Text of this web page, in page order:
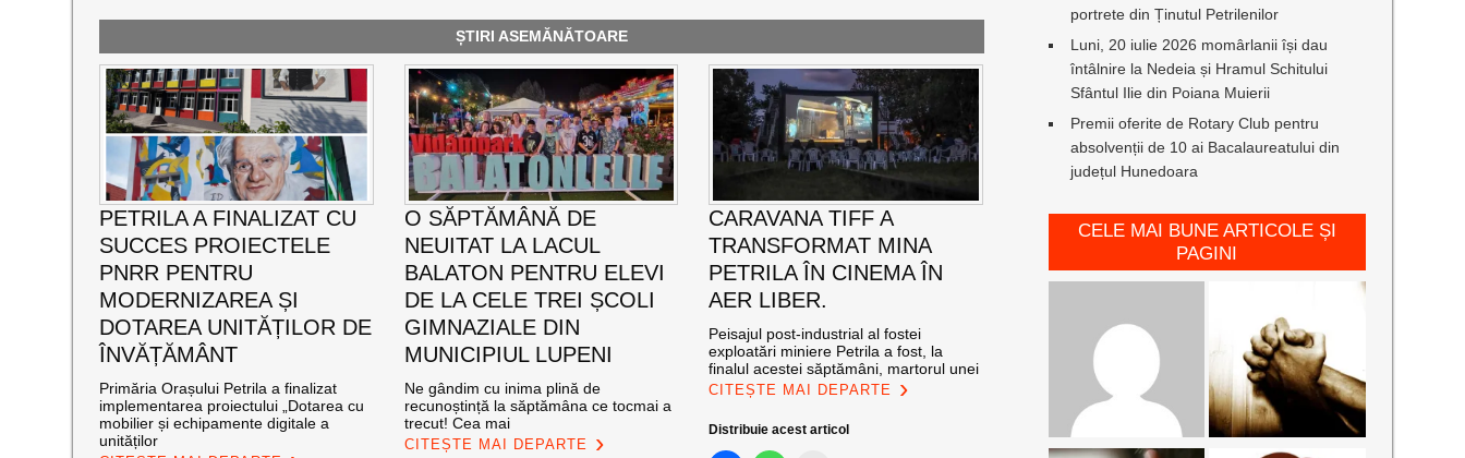
ȘTIRI ASEMĂNĂTOARE
PETRILA A FINALIZAT CU
SUCCES PROIECTELE
PNRR PENTRU
MODERNIZAREA ȘI
DOTAREA UNITĂȚILOR DE
ÎNVĂȚĂMÂNT
Primăria Orașului Petrila a finalizat
implementarea proiectului „Dotarea cu
mobilier și echipamente digitale a
unităților
O SĂPTĂMÂNĂ DE
NEUITAT LA LACUL
BALATON PENTRU ELEVI
DE LA CELE TREI ȘCOLI
GIMNAZIALE DIN
MUNICIPIUL LUPENI
Ne gândim cu inima plină de
recunoștință la săptămâna ce tocmai a
trecut! Cea mai
CITEȘTE MAI DEPARTE
CARAVANA TIFF A
TRANSFORMAT MINA
PETRILA ÎN CINEMA ÎN
AER LIBER.
Peisajul post-industrial al fostei
exploatări miniere Petrila a fost, la
finalul acestei săptămâni, martorul unei
CITEȘTE MAI DEPARTE
Distribuie acest articol
portrete din Ținutul Petrilenilor
Luni, 20 iulie 2026 momârlanii își dau
întâlnire la Nedeia și Hramul Schitului
Sfântul Ilie din Poiana Muierii
Premii oferite de Rotary Club pentru
absolvenții de 10 ai Bacalaureatului din
județul Hunedoara
CELE MAI BUNE ARTICOLE ȘI
PAGINI